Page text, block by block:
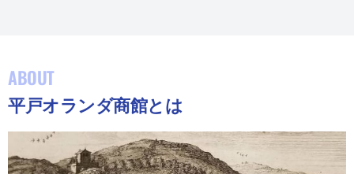
ABOUT
平戸オランダ商館とは